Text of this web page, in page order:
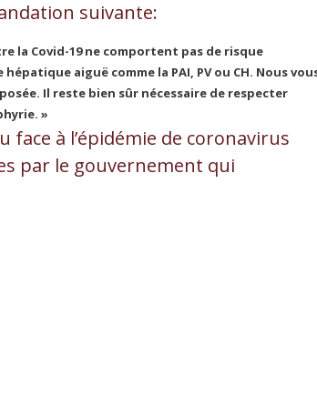
suivante:
la Covid-19 ne comportent pas de risque
aiguë comme la PAI, PV ou CH. Nous
Il reste bien sûr nécessaire de respecter
»
face à l’épidémie de coronavirus
par le gouvernement qui